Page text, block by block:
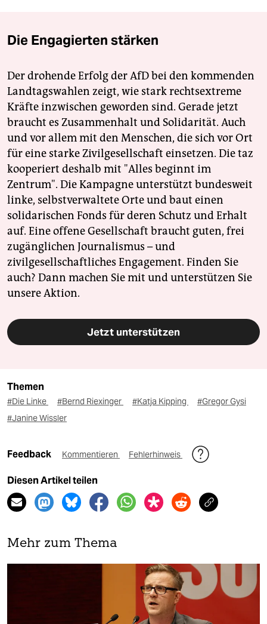
Die Engagierten stärken
Der drohende Erfolg der AfD bei den kommenden
Landtagswahlen zeigt, wie stark rechtsextreme
Kräfte inzwischen geworden sind. Gerade jetzt
braucht es Zusammenhalt und Solidarität. Auch
und vor allem mit den Menschen, die sich vor Ort
für eine starke Zivilgesellschaft einsetzen. Die taz
kooperiert deshalb mit "Alles beginnt im
Zentrum". Die Kampagne unterstützt bundesweit
linke, selbstverwaltete Orte und baut einen
solidarischen Fonds für deren Schutz und Erhalt
auf. Eine offene Gesellschaft braucht guten, frei
zugänglichen Journalismus – und
zivilgesellschaftliches Engagement. Finden Sie
auch? Dann machen Sie mit und unterstützen Sie
unsere Aktion.
Jetzt unterstützen
Themen
#Die Linke #Bernd Riexinger #Katja Kipping
#Gregor Gysi
#Janine Wissler
Feedback Kommentieren Fehlerhinweis
Diesen Artikel teilen
Mehr zum Thema